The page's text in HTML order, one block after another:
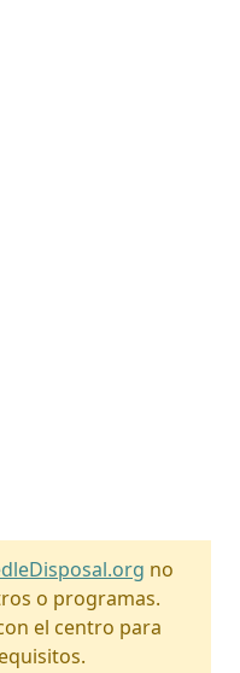
no
o programas.
el centro para